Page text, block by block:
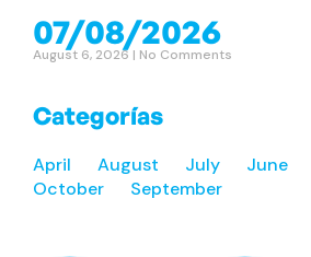
07/08/2026
August 6, 2026 No Comments
Categorías
April August July June
October
September